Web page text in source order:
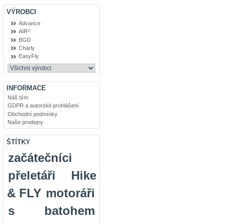
VÝROBCI
Advance
AIR³
BGD
Charly
EasyFly
INFORMACE
Náš tým
GDPR a autorské prohlášení
Obchodní podmínky
Naše prodejny
ŠTÍTKY
začátečníci
přeletáři
Hike
& FLY motoráři
s batohem